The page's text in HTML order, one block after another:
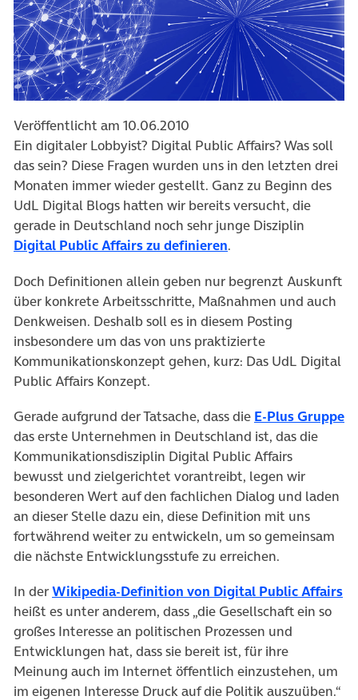
Veröffentlicht am 10.06.2010
Ein digitaler Lobbyist? Digital Public Affairs? Was soll
das sein? Diese Fragen wurden uns in den letzten drei
Monaten immer wieder gestellt. Ganz zu Beginn des
UdL Digital Blogs hatten wir bereits versucht, die
gerade in Deutschland noch sehr junge Disziplin
Digital Public Affairs zu definieren.
Doch Definitionen allein geben nur begrenzt Auskunft
über konkrete Arbeitsschritte, Maßnahmen und auch
Denkweisen. Deshalb soll es in diesem Posting
insbesondere um das von uns praktizierte
Kommunikationskonzept gehen, kurz: Das UdL Digital
Public Affairs Konzept.
Gerade aufgrund der Tatsache, dass die E-Plus Gruppe
das erste Unternehmen in Deutschland ist, das die
Kommunikationsdisziplin Digital Public Affairs
bewusst und zielgerichtet vorantreibt, legen wir
besonderen Wert auf den fachlichen Dialog und laden
an dieser Stelle dazu ein, diese Definition mit uns
fortwährend weiter zu entwickeln, um so gemeinsam
die nächste Entwicklungsstufe zu erreichen.
In derWikipedia-Definition von Digital Public Affairs
heißt es unter anderem, dass „die Gesellschaft ein so
großes Interesse an politischen Prozessen und
Entwicklungen hat, dass sie bereit ist, für ihre
Meinung auch im Internet öffentlich einzustehen, um
im eigenen Interesse Druck auf die Politik auszuüben.“